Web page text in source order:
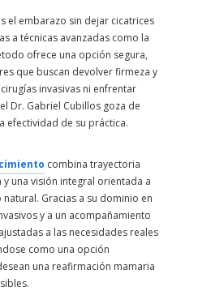
el embarazo sin dejar cicatrices
a técnicas avanzadas como la
ofrece una opción segura,
que buscan devolver firmeza y
invasivas ni enfrentar
Dr. Gabriel Cubillos goza de
efectividad de su práctica.
combina trayectoria
una visión integral orientada a
Gracias a su dominio en
y a un acompañamiento
a las necesidades reales
como una opción
una reafirmación mamaria